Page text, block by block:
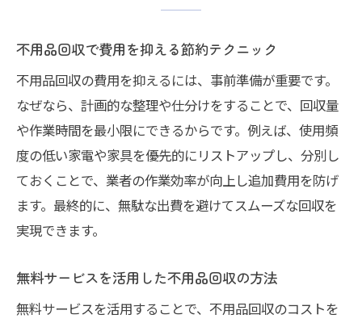
不用品回収で費用を抑える節約テクニック
不用品回収の費用を抑えるには、事前準備が重要です。
なぜなら、計画的な整理や仕分けをすることで、回収量
や作業時間を最小限にできるからです。例えば、使用頻
度の低い家電や家具を優先的にリストアップし、分別し
ておくことで、業者の作業効率が向上し追加費用を防げ
ます。最終的に、無駄な出費を避けてスムーズな回収を
実現できます。
無料サービスを活用した不用品回収の方法
無料サービスを活用することで、不用品回収のコストを